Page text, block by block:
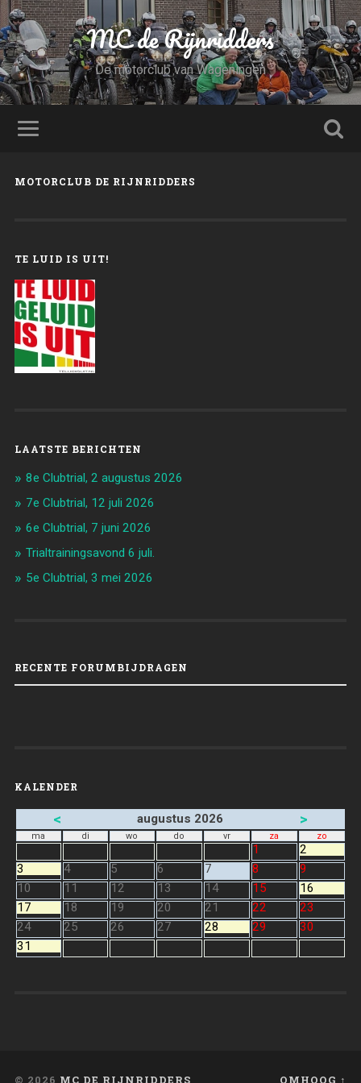
MC de Rijnridders
De motorclub van Wageningen
MOTORCLUB DE RIJNRIDDERS
TE LUID IS UIT!
LAATSTE BERICHTEN
8e Clubtrial, 2 augustus 2026
7e Clubtrial, 12 juli 2026
6e Clubtrial, 7 juni 2026
Trialtrainingsavond 6 juli.
5e Clubtrial, 3 mei 2026
RECENTE FORUMBIJDRAGEN
KALENDER
< augustus 2026 >
ma di wo do vr za zo
1
2
3
4 5 6 7 8
9
10
11 12 13 14 15
16
17
18 19 20 21 22
23
24
25 26 27 28 29
30
31
© 2026 MC DE RIJNRIDDERS OMHOOG ↑